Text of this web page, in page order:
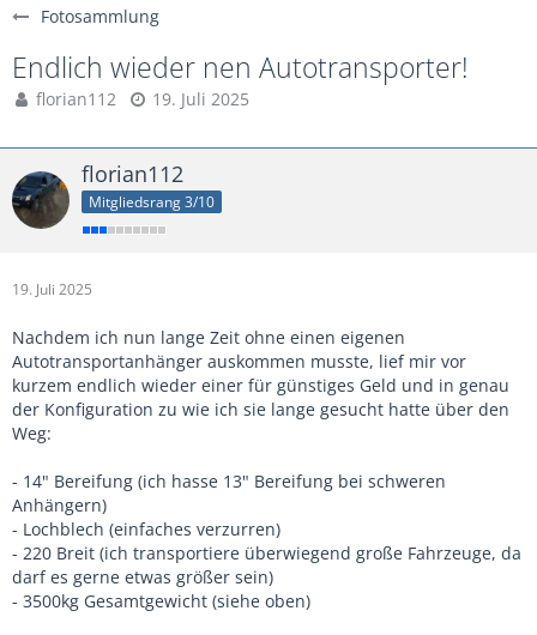
Fotosammlung
Endlich wieder nen Autotransporter!
florian112 19. Juli 2025
florian112
Mitgliedsrang 3/10
19. Juli 2025
Nachdem ich nun lange Zeit ohne einen eigenen
Autotransportanhänger auskommen musste, lief mir vor
kurzem endlich wieder einer für günstiges Geld und in genau
der Konfiguration zu wie ich sie lange gesucht hatte über den
Weg:
- 14" Bereifung (ich hasse 13" Bereifung bei schweren
Anhängern)
- Lochblech (einfaches verzurren)
- 220 Breit (ich transportiere überwiegend große Fahrzeuge, da
darf es gerne etwas größer sein)
- 3500kg Gesamtgewicht (siehe oben)